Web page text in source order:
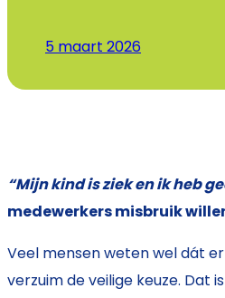
5 maart 2026
“Mijn kind is ziek en ik heb
medewerkers misbruik
Veel mensen weten wel dát
verzuim de veilige keuze. Dat